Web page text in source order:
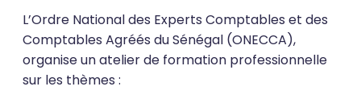
L’Ordre National des Experts Comptables et des
Comptables Agréés du Sénégal (ONECCA),
organise un atelier de formation professionnelle
sur les thèmes :